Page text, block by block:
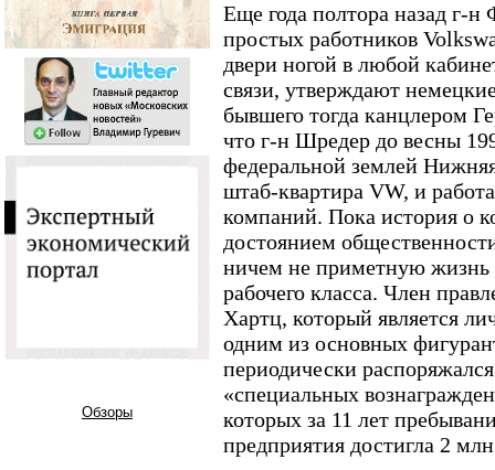
Обзоры
Еще года полтора назад г-н
простых работников
двери ногой в любой
связи, утверждают
бывшего тогда канцлером
что г-н Шредер до весны
федеральной землей
штаб-квартира VW, и
компаний. Пока история о
достоянием
ничем не приметную жизнь
рабочего класса. Член
Хартц, который является
одним из основных
периодически
«специальных
которых за 11 лет
предприятия достигла 2